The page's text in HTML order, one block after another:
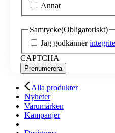
Annat
Samtycke(Obligatoriskt)
Jag godkänner
CAPTCHA
Alla produkter
Nyheter
Varumärken
Kampanjer